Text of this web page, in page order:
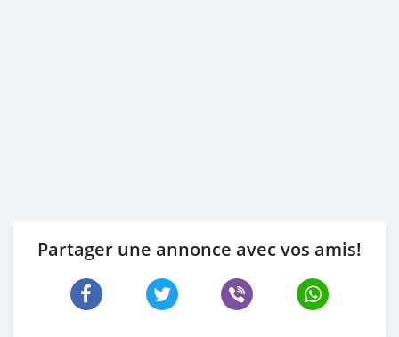
Partager une annonce avec vos amis!